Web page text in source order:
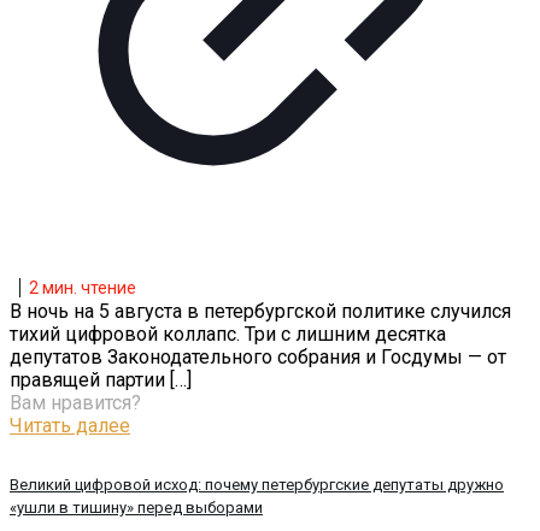
Великий цифровой исход: почему петербургские депутаты дружно
«ушли в тишину» перед выборами
2 мин. чтение
В ночь на 5 августа в петербургской политике случился
тихий цифровой коллапс. Три с лишним десятка
депутатов Законодательного собрания и Госдумы — от
правящей партии […]
Вам нравится?
Читать далее